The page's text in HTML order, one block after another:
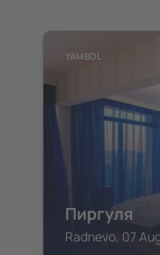
YAMBOL
Пиргуля
Radnevo, 07